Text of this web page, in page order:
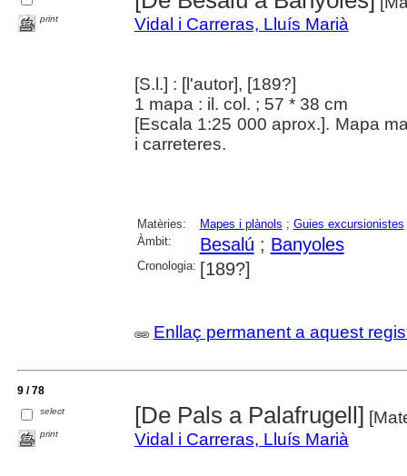
print
Vidal i Carreras, Lluís Marià
[S.l.] : [l'autor], [189?]
1 mapa : il. col. ; 57 * 38 cm
[Escala 1:25 000 aprox.]. Mapa
i carreteres.
Matèries: Mapes i plànols ; Guies excursionistes
Àmbit:
Besalú ; Banyoles
Cronologia: [189?]
Enllaç permanent a aquest
9 / 78
select
print
[De Pals a Palafrugell]
Vidal i Carreras, Lluís Marià